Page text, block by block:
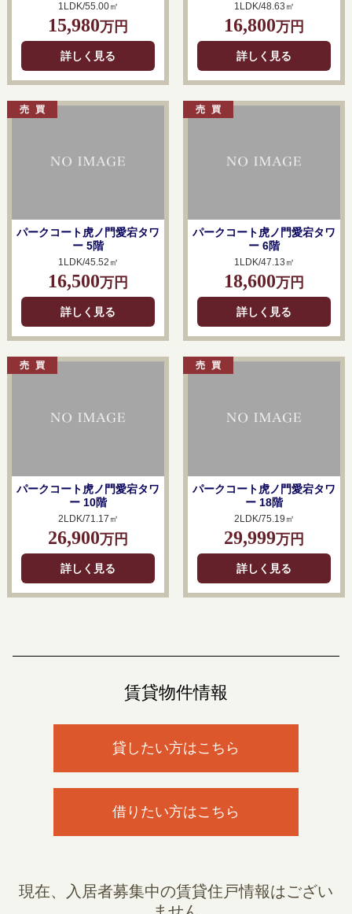
1LDK/55.00㎡
15,980万円
詳しく見る
1LDK/48.63㎡
16,800万円
詳しく見る
パークコート虎ノ門愛宕タワ
ー 5階
1LDK/45.52㎡
16,500万円
詳しく見る
パークコート虎ノ門愛宕タワ
ー 6階
1LDK/47.13㎡
18,600万円
詳しく見る
パークコート虎ノ門愛宕タワ
ー 10階
2LDK/71.17㎡
26,900万円
詳しく見る
パークコート虎ノ門愛宕タワ
ー 18階
2LDK/75.19㎡
29,999万円
詳しく見る
賃貸物件情報
貸したい方はこちら
借りたい方はこちら
現在、入居者募集中の賃貸住戸情報はござい